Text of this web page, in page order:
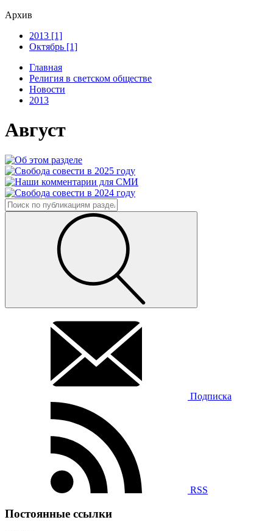
Архив
2013 [1]
Октябрь [1]
Главная
Религия в светском обществе
Новости
2013
Август
Подписка
RSS
Постоянные ссылки